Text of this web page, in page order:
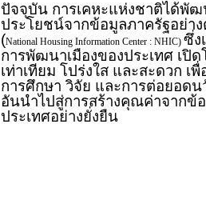
ปัจจุบัน การเคหะแห่งชาติได้พั
ประโยชน์จากข้อมูลภาครัฐอย่า
(National Housing Information Center : NHIC) ซึ่ง
การพัฒนาเมืองของประเทศ เปิ
เท่าเทียม โปร่งใส และสะดวก
การศึกษา วิจัย และการต่อยอด
อันนำไปสู่การสร้างคุณค่าจากข้
ประเทศอย่างยั่งยืน